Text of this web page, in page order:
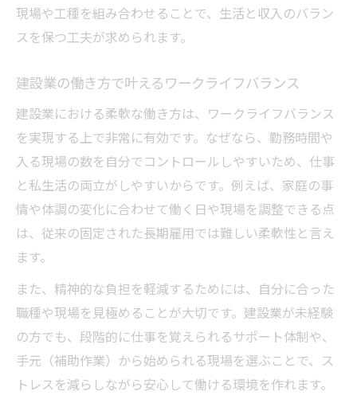
建設業で実感する自分らしい生き方の提案
建設業の柔軟な働き方を生活に取り入れる
短期的思考と長期的安定を両立する方法
建設業で短期的思考と長期的安定を叶える
建設業の活用で将来の安定を目指す考え方
短期的メリットと長期的安定の両立法とは
建設業の働き方で収入と生活の安定を実現
現場や工種を組み合わせることで、生活と収入のバラン
スを保つ工夫が求められます。
建設業の働き方で叶えるワークライフバランス
建設業における柔軟な働き方は、ワークライフバランス
を実現する上で非常に有効です。なぜなら、勤務時間や
入る現場の数を自分でコントロールしやすいため、仕事
と私生活の両立がしやすいからです。例えば、家庭の事
情や体調の変化に合わせて働く日や現場を調整できる点
は、従来の固定された長期雇用では難しい柔軟性と言え
ます。
また、精神的な負担を軽減するためには、自分に合った
職種や現場を見極めることが大切です。建設業が未経験
の方でも、段階的に仕事を覚えられるサポート体制や、
手元（補助作業）から始められる現場を選ぶことで、ス
トレスを減らしながら安心して働ける環境を作れます。